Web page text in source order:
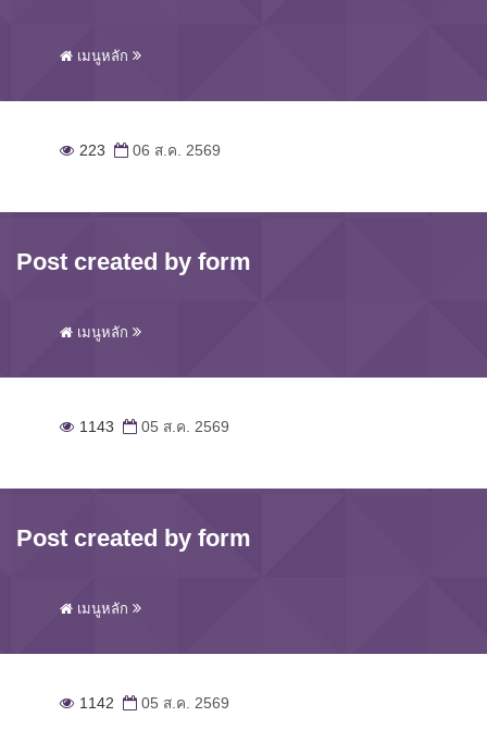
เมนูหลัก
223 06 ส.ค. 2569
Post created by form
เมนูหลัก
1143 05 ส.ค. 2569
Post created by form
เมนูหลัก
1142 05 ส.ค. 2569